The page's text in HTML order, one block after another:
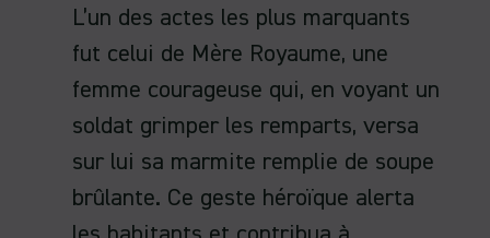
L’un des actes les plus marquants
fut celui de Mère Royaume, une
femme courageuse qui, en voyant un
soldat grimper les remparts, versa
sur lui sa marmite remplie de soupe
brûlante. Ce geste héroïque alerta